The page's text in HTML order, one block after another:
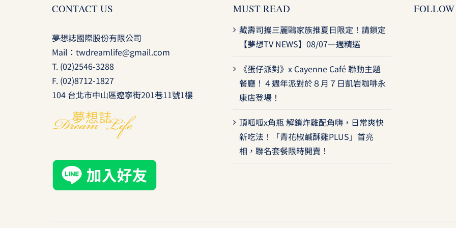
CONTACT US
夢想誌國際股份有限公司
Mail： twdreamlife@gmail.com
T. (02)2546-3288
F. (02)8712-1827
104 台北市中山區遼寧街201巷11號1樓
MUST READ
藏壽司攜三麗鷗家族推夏日限定！請鎖定
【夢想TV NEWS】08/07一週精選
《蛋仔派對》x Cayenne Café 聯動主題
餐廳！４週年派對於８月７日凱岩咖啡永
康店登場！
頂呱呱x角瓶 解鎖炸雞配角嗨，日常爽快
新吃法！「青花椒鹹酥雞PLUS」首亮
相，聯名套餐限時開賣！